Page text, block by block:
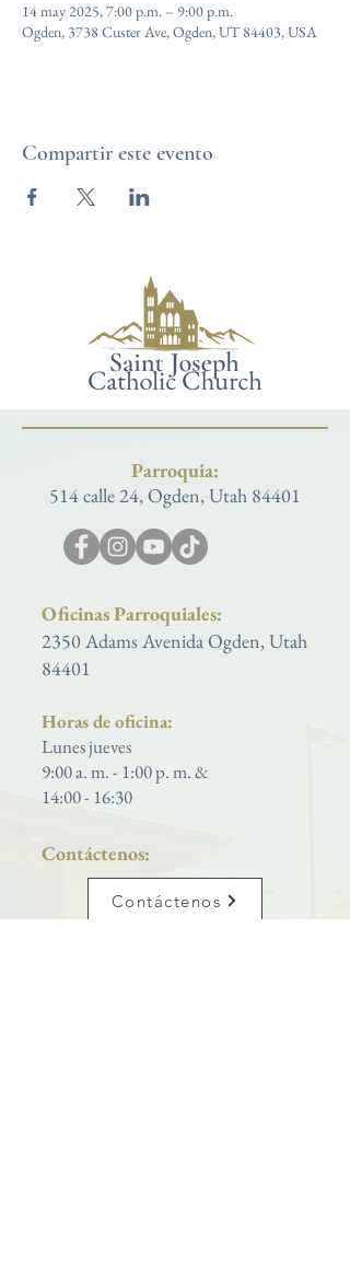
14 may 2025, 7:00 p.m. – 9:00 p.m.
Ogden, 3738 Custer Ave, Ogden, UT 84403, USA
Compartir este evento
Parroquia:
514 calle 24, Ogden, Utah 84401
Oficinas Parroquiales:
2350 Adams Avenida Ogden, Utah
84401
Horas de oficina:
Lunes jueves
9:00 a. m. - 1:00 p. m. &
14:00 - 16:30
Contáctenos:
Contáctenos